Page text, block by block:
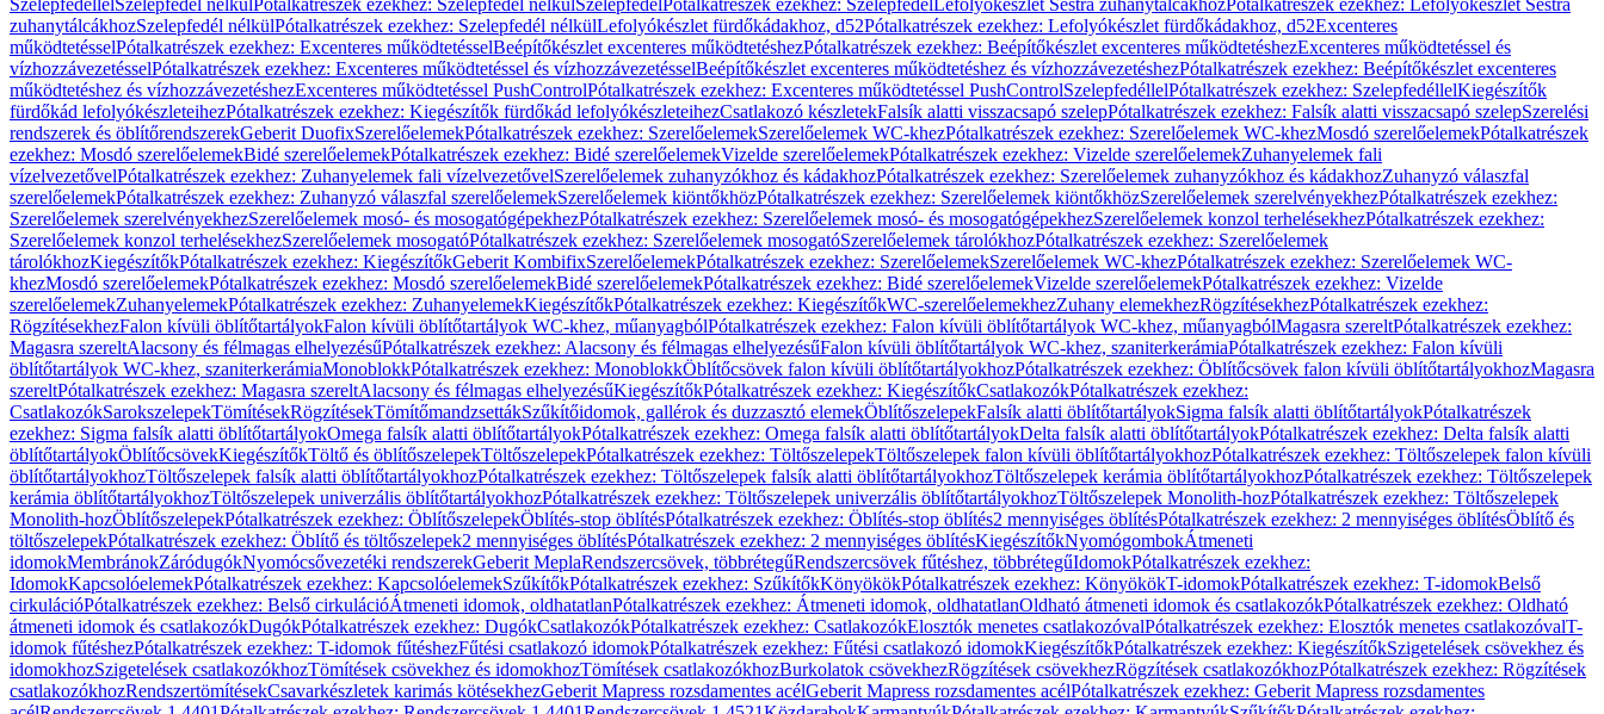
SzelepfedéllelSzelepfedél nélkülPótalkatrészek ezekhez: Szelepfedél nélkülSzelepfedélPótalkatrészek ezekhez: SzelepfedélLefolyókészlet Sestra zuhanytálcákhozPótalkatrészek ezekhez: Lefolyókészlet Sestra
zuhanytálcákhozSzelepfedél nélkülPótalkatrészek ezekhez: Szelepfedél nélkülLefolyókészlet fürdőkádakhoz, d52Pótalkatrészek ezekhez: Lefolyókészlet fürdőkádakhoz, d52Excenteres
működtetésselPótalkatrészek ezekhez: Excenteres működtetésselBeépítőkészlet excenteres működtetéshezPótalkatrészek ezekhez: Beépítőkészlet excenteres működtetéshezExcenteres működtetéssel és
vízhozzávezetésselPótalkatrészek ezekhez: Excenteres működtetéssel és vízhozzávezetésselBeépítőkészlet excenteres működtetéshez és vízhozzávezetéshezPótalkatrészek ezekhez: Beépítőkészlet excenteres
működtetéshez és vízhozzávezetéshezExcenteres működtetéssel PushControlPótalkatrészek ezekhez: Excenteres működtetéssel PushControlSzelepfedéllelPótalkatrészek ezekhez: SzelepfedéllelKiegészítők
fürdőkád lefolyókészleteihezPótalkatrészek ezekhez: Kiegészítők fürdőkád lefolyókészleteihezCsatlakozó készletekFalsík alatti visszacsapó szelepPótalkatrészek ezekhez: Falsík alatti visszacsapó szelepSzerelési
rendszerek és öblítőrendszerekGeberit DuofixSzerelőelemekPótalkatrészek ezekhez: SzerelőelemekSzerelőelemek WC-khezPótalkatrészek ezekhez: Szerelőelemek WC-khezMosdó szerelőelemekPótalkatrészek
ezekhez: Mosdó szerelőelemekBidé szerelőelemekPótalkatrészek ezekhez: Bidé szerelőelemekVizelde szerelőelemekPótalkatrészek ezekhez: Vizelde szerelőelemekZuhanyelemek fali
vízelvezetővelPótalkatrészek ezekhez: Zuhanyelemek fali vízelvezetővelSzerelőelemek zuhanyzókhoz és kádakhozPótalkatrészek ezekhez: Szerelőelemek zuhanyzókhoz és kádakhozZuhanyzó válaszfal
szerelőelemekPótalkatrészek ezekhez: Zuhanyzó válaszfal szerelőelemekSzerelőelemek kiöntőkhözPótalkatrészek ezekhez: Szerelőelemek kiöntőkhözSzerelőelemek szerelvényekhezPótalkatrészek ezekhez:
Szerelőelemek szerelvényekhezSzerelőelemek mosó- és mosogatógépekhezPótalkatrészek ezekhez: Szerelőelemek mosó- és mosogatógépekhezSzerelőelemek konzol terhelésekhezPótalkatrészek ezekhez:
Szerelőelemek konzol terhelésekhezSzerelőelemek mosogatóPótalkatrészek ezekhez: Szerelőelemek mosogatóSzerelőelemek tárolókhozPótalkatrészek ezekhez: Szerelőelemek
tárolókhozKiegészítőkPótalkatrészek ezekhez: KiegészítőkGeberit KombifixSzerelőelemekPótalkatrészek ezekhez: SzerelőelemekSzerelőelemek WC-khezPótalkatrészek ezekhez: Szerelőelemek WC-
khezMosdó szerelőelemekPótalkatrészek ezekhez: Mosdó szerelőelemekBidé szerelőelemekPótalkatrészek ezekhez: Bidé szerelőelemekVizelde szerelőelemekPótalkatrészek ezekhez: Vizelde
szerelőelemekZuhanyelemekPótalkatrészek ezekhez: ZuhanyelemekKiegészítőkPótalkatrészek ezekhez: KiegészítőkWC-szerelőelemekhezZuhany elemekhezRögzítésekhezPótalkatrészek ezekhez:
RögzítésekhezFalon kívüli öblítőtartályokFalon kívüli öblítőtartályok WC-khez, műanyagbólPótalkatrészek ezekhez: Falon kívüli öblítőtartályok WC-khez, műanyagbólMagasra szereltPótalkatrészek ezekhez:
Magasra szereltAlacsony és félmagas elhelyezésűPótalkatrészek ezekhez: Alacsony és félmagas elhelyezésűFalon kívüli öblítőtartályok WC-khez, szaniterkerámiaPótalkatrészek ezekhez: Falon kívüli
öblítőtartályok WC-khez, szaniterkerámiaMonoblokkPótalkatrészek ezekhez: MonoblokkÖblítőcsövek falon kívüli öblítőtartályokhozPótalkatrészek ezekhez: Öblítőcsövek falon kívüli öblítőtartályokhozMagasra
szereltPótalkatrészek ezekhez: Magasra szereltAlacsony és félmagas elhelyezésűKiegészítőkPótalkatrészek ezekhez: KiegészítőkCsatlakozókPótalkatrészek ezekhez:
CsatlakozókSarokszelepekTömítésekRögzítésekTömítőmandzsettákSzűkítőidomok, gallérok és duzzasztó elemekÖblítőszelepekFalsík alatti öblítőtartályokSigma falsík alatti öblítőtartályokPótalkatrészek
ezekhez: Sigma falsík alatti öblítőtartályokOmega falsík alatti öblítőtartályokPótalkatrészek ezekhez: Omega falsík alatti öblítőtartályokDelta falsík alatti öblítőtartályokPótalkatrészek ezekhez: Delta falsík alatti
öblítőtartályokÖblítőcsövekKiegészítőkTöltő és öblítőszelepekTöltőszelepekPótalkatrészek ezekhez: TöltőszelepekTöltőszelepek falon kívüli öblítőtartályokhozPótalkatrészek ezekhez: Töltőszelepek falon kívüli
öblítőtartályokhozTöltőszelepek falsík alatti öblítőtartályokhozPótalkatrészek ezekhez: Töltőszelepek falsík alatti öblítőtartályokhozTöltőszelepek kerámia öblítőtartályokhozPótalkatrészek ezekhez: Töltőszelepek
kerámia öblítőtartályokhozTöltőszelepek univerzális öblítőtartályokhozPótalkatrészek ezekhez: Töltőszelepek univerzális öblítőtartályokhozTöltőszelepek Monolith-hozPótalkatrészek ezekhez: Töltőszelepek
Monolith-hozÖblítőszelepekPótalkatrészek ezekhez: ÖblítőszelepekÖblítés-stop öblítésPótalkatrészek ezekhez: Öblítés-stop öblítés2 mennyiséges öblítésPótalkatrészek ezekhez: 2 mennyiséges öblítésÖblítő és
töltőszelepekPótalkatrészek ezekhez: Öblítő és töltőszelepek2 mennyiséges öblítésPótalkatrészek ezekhez: 2 mennyiséges öblítésKiegészítőkNyomógombokÁtmeneti
idomokMembránokZáródugókNyomócsővezetéki rendszerekGeberit MeplaRendszercsövek, többrétegűRendszercsövek fűtéshez, többrétegűIdomokPótalkatrészek ezekhez:
IdomokKapcsolóelemekPótalkatrészek ezekhez: KapcsolóelemekSzűkítőkPótalkatrészek ezekhez: SzűkítőkKönyökökPótalkatrészek ezekhez: KönyökökT-idomokPótalkatrészek ezekhez: T-idomokBelső
cirkulációPótalkatrészek ezekhez: Belső cirkulációÁtmeneti idomok, oldhatatlanPótalkatrészek ezekhez: Átmeneti idomok, oldhatatlanOldható átmeneti idomok és csatlakozókPótalkatrészek ezekhez: Oldható
átmeneti idomok és csatlakozókDugókPótalkatrészek ezekhez: DugókCsatlakozókPótalkatrészek ezekhez: CsatlakozókElosztók menetes csatlakozóvalPótalkatrészek ezekhez: Elosztók menetes csatlakozóvalT-
idomok fűtéshezPótalkatrészek ezekhez: T-idomok fűtéshezFűtési csatlakozó idomokPótalkatrészek ezekhez: Fűtési csatlakozó idomokKiegészítőkPótalkatrészek ezekhez: KiegészítőkSzigetelések csövekhez és
idomokhozSzigetelések csatlakozókhozTömítések csövekhez és idomokhozTömítések csatlakozókhozBurkolatok csövekhezRögzítések csövekhezRögzítések csatlakozókhozPótalkatrészek ezekhez: Rögzítések
csatlakozókhozRendszertömítésekCsavarkészletek karimás kötésekhezGeberit Mapress rozsdamentes acélGeberit Mapress rozsdamentes acélPótalkatrészek ezekhez: Geberit Mapress rozsdamentes